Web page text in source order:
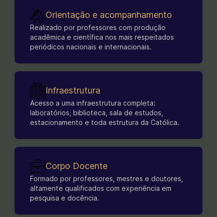
estimular a produção técnica aliada à produção
intelectual em diversos segmentos ligados tanto
à comunicação e às artes (publicidade, rádio e
TV, audiovisual, fotografia, design, editoração,
música, moda, poesia) quanto ao
nos setores público, privado e no terceiro setor.
Reconhecimento
O Mestrado Profissional Inovação em
Comunicação e Economia Criativa da UCB é
de Aperfeiçoamento de Pessoal de Nível
Superior (CAPES), o que qualifica o curso com
reconhecimento acadêmico. Tendo o mesmo
nível de outros mestrados estatais do centro-
oeste. E também é dos mestrados profissionais
melhor qualificados no DF.
Orientação e acompanhamento
Realizado por professores com produção
acadêmica e científica nos mais respeitados
periódicos nacionais e internacionais.
Infraestrutura
Acesso a uma infraestrutura completa:
laboratórios, biblioteca, sala de estudos,
estacionamento e toda estrutura da Católica.
Corpo Docente
Formado por professores, mestres e doutores,
altamente qualificados com experiência em
pesquisa e docência.